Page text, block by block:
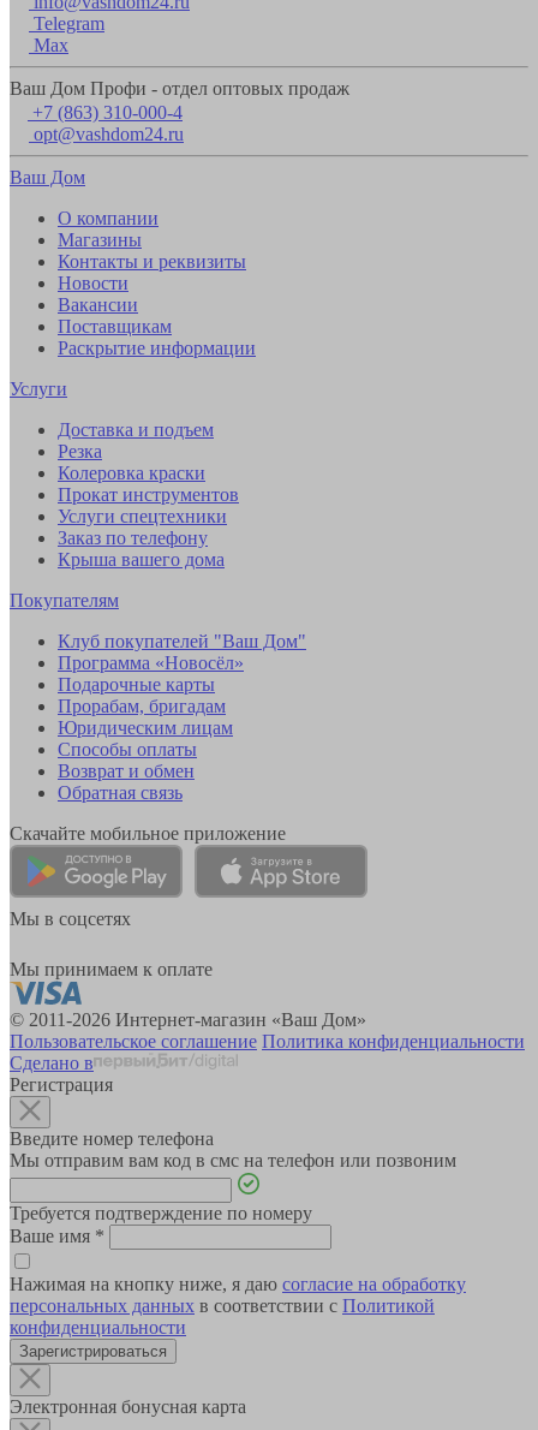
Telegram
Max
Ваш Дом Профи - отдел оптовых продаж
+7 (863) 310-000-4
opt@vashdom24.ru
Ваш Дом
О компании
Магазины
Контакты и реквизиты
Новости
Вакансии
Поставщикам
Раскрытие информации
Услуги
Доставка и подъем
Резка
Колеровка краски
Прокат инструментов
Услуги спецтехники
Заказ по телефону
Крыша вашего дома
Покупателям
Клуб покупателей "Ваш Дом"
Программа «Новосёл»
Подарочные карты
Прорабам, бригадам
Юридическим лицам
Способы оплаты
Возврат и обмен
Обратная связь
Скачайте мобильное приложение
Мы в соцсетях
Мы принимаем к оплате
© 2011-2026 Интернет-магазин «Ваш Дом»
Пользовательское соглашение Политика конфиденциальности
Сделано в
Регистрация
Введите номер телефона
Мы отправим вам код в смс на телефон или позвоним
Требуется подтверждение по номеру
Ваше имя *
Нажимая на кнопку ниже, я даю согласие на обработку
персональных данных в соответствии с Политикой
конфиденциальности
Зарегистрироваться
Электронная бонусная карта